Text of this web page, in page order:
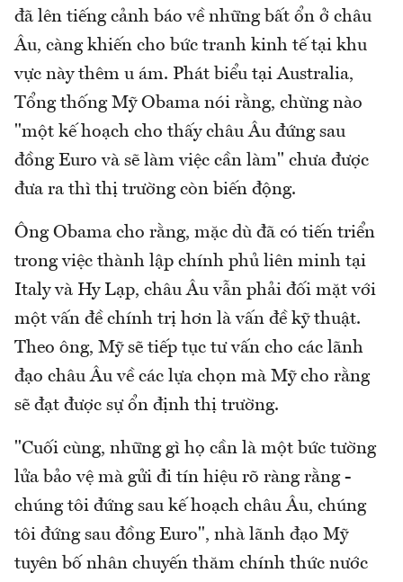
đã lên tiếng cảnh báo về những bất ổn ở châu
Âu, càng khiến cho bức tranh kinh tế tại khu
vực này thêm u ám. Phát biểu tại Australia,
Tổng thống Mỹ Obama nói rằng, chừng nào
"một kế hoạch cho thấy châu Âu đứng sau
đồng Euro và sẽ làm việc cần làm" chưa được
đưa ra thì thị trường còn biến động.
Ông Obama cho rằng, mặc dù đã có tiến triển
trong việc thành lập chính phủ liên minh tại
Italy và Hy Lạp, châu Âu vẫn phải đối mặt với
một vấn đề chính trị hơn là vấn đề kỹ thuật.
Theo ông, Mỹ sẽ tiếp tục tư vấn cho các lãnh
đạo châu Âu về các lựa chọn mà Mỹ cho rằng
sẽ đạt được sự ổn định thị trường.
"Cuối cùng, những gì họ cần là một bức tường
lửa bảo vệ mà gửi đi tín hiệu rõ ràng rằng -
chúng tôi đứng sau kế hoạch châu Âu, chúng
tôi đứng sau đồng Euro", nhà lãnh đạo Mỹ
tuyên bố nhân chuyến thăm chính thức nước